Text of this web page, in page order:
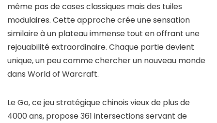
même pas de cases classiques mais des tuiles
modulaires. Cette approche crée une sensation
similaire à un plateau immense tout en offrant une
rejouabilité extraordinaire. Chaque partie devient
unique, un peu comme chercher un nouveau monde
dans World of Warcraft.
Le Go, ce jeu stratégique chinois vieux de plus de
4000 ans, propose 361 intersections servant de